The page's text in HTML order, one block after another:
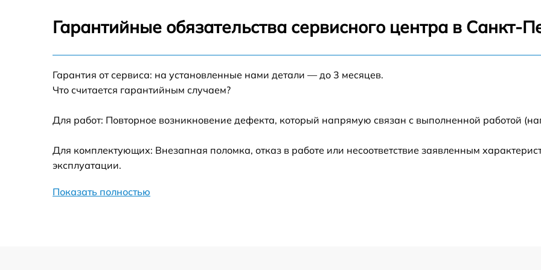
Замена станции airport
Замена батареи от 30 мин
Гарантийные обязательства сервисного центра в Санкт-
Гарантия от сервиса: на установленные нами детали — до 3 месяцев.
Что считается гарантийным случаем?
Для работ: Повторное возникновение дефекта, который напрямую связан с выполненной работой
Для комплектующих: Внезапная поломка, отказ в работе или несоответствие заявленным
эксплуатации.
Показать полностью